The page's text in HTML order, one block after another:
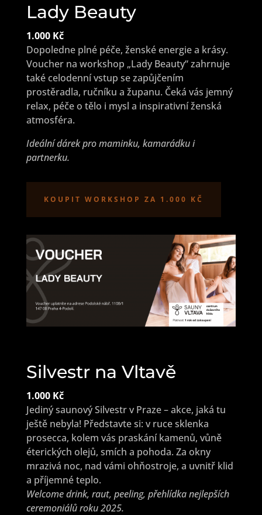
Lady Beauty
1.000 Kč
Dopoledne plné péče, ženské energie a krásy.
Voucher na workshop „Lady Beauty“ zahrnuje
také celodenní vstup se zapůjčením
prostěradla, ručníku a županu. Čeká vás jemný
relax, péče o tělo i mysl a inspirativní ženská
atmosféra.
Ideální dárek pro maminku, kamarádku i
partnerku.
KOUPIT WORKSHOP ZA 1.000 KČ
Silvestr na Vltavě
1.000 Kč
Jediný saunový Silvestr v Praze – akce, jaká tu
ještě nebyla! Představte si: v ruce sklenka
prosecca, kolem vás praskání kamenů, vůně
éterických olejů, smích a pohoda. Za okny
mrazivá noc, nad vámi ohňostroje, a uvnitř klid
a příjemné teplo.
Welcome drink, raut, peeling, přehlídka nejlepších
ceremoniálů roku 2025.